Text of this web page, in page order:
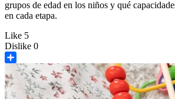
grupos de edad en los niños y qué
en cada etapa.
Like 5
Dislike 0
Share